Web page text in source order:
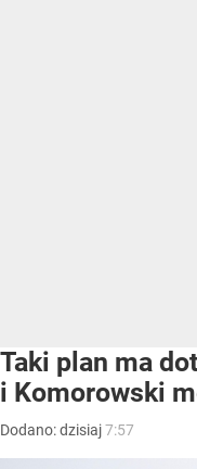
Taki plan ma
i Komorowski
Dodano:dzisiaj7:57